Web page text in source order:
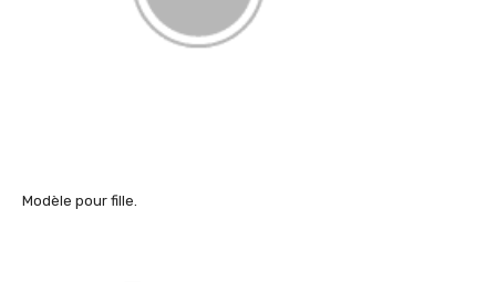
Modèle pour fille.